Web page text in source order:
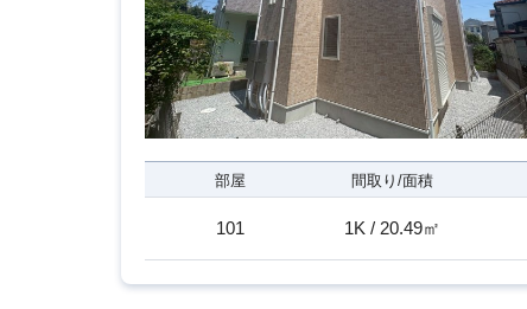
部屋 間取り/面積
101 1K / 20.49㎡